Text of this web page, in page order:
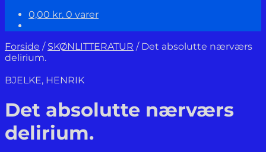
0,00 kr. 0 varer
Forside / SKØNLITTERATUR / Det absolutte nærværs
delirium.
BJELKE, HENRIK
Det absolutte nærværs
delirium.